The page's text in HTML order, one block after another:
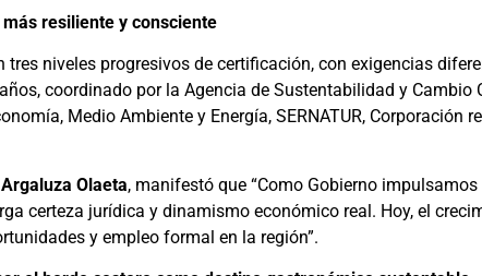
resiliente y consciente
tres niveles progresivos de certificación, con exigencias
coordinado por la Agencia de Sustentabilidad y
Medio Ambiente y Energía, SERNATUR,
Olaeta, manifestó que “Como Gobierno
certeza jurídica y dinamismo económico real. Hoy, el
y empleo formal en la región”.